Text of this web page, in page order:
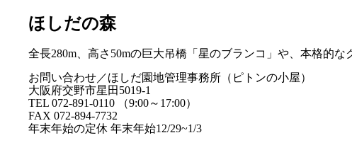
ほしだの森
全長280m、高さ50mの巨大吊橋「星のブランコ」や、本格的
お問い合わせ／ほしだ園地管理事務所（ピトンの小屋）
大阪府交野市星田5019-1
TEL 072-891-0110 （9:00～17:00）
FAX 072-894-7732
年末年始の定休 年末年始12/29~1/3